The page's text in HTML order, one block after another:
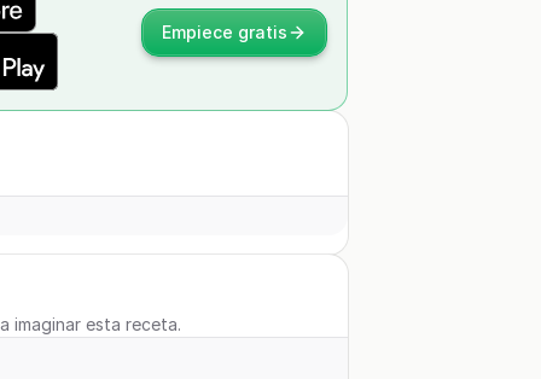
Empiece gratis
imaginar esta receta.